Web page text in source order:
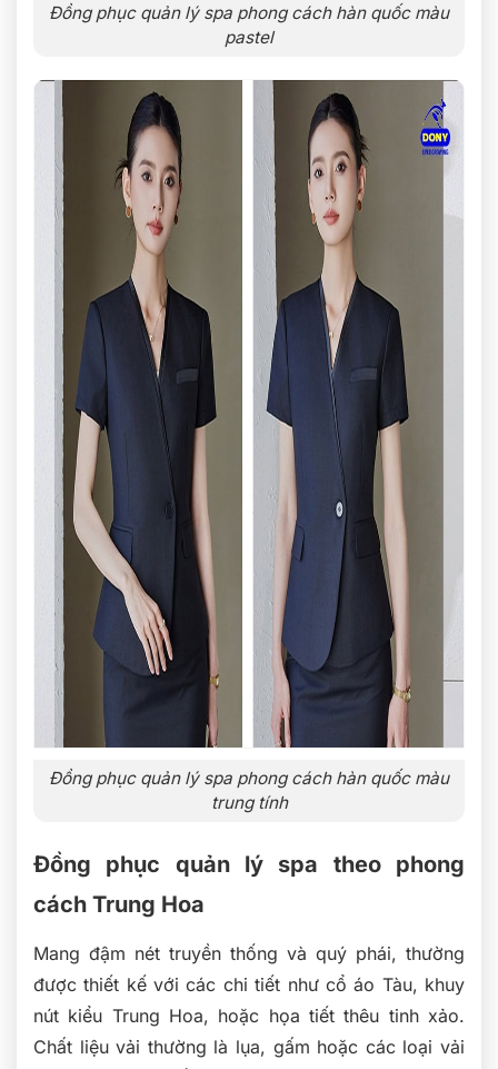
Đồng phục quản lý spa phong cách hàn quốc màu
pastel
Đồng phục quản lý spa phong cách hàn quốc màu
trung tính
Đồng phục quản lý spa theo phong
cách Trung Hoa
Mang đậm nét truyền thống và quý phái, thường
được thiết kế với các chi tiết như cổ áo Tàu, khuy
nút kiểu Trung Hoa, hoặc họa tiết thêu tinh xảo.
Chất liệu vải thường là lụa, gấm hoặc các loại vải